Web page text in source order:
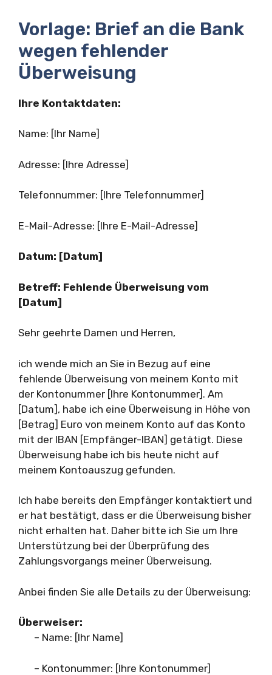
Vorlage: Brief an die Bank
wegen fehlender
Überweisung
Ihre Kontaktdaten:
Name: [Ihr Name]
Adresse: [Ihre Adresse]
Telefonnummer: [Ihre Telefonnummer]
E-Mail-Adresse: [Ihre E-Mail-Adresse]
Datum: [Datum]
Betreff: Fehlende Überweisung vom
[Datum]
Sehr geehrte Damen und Herren,
ich wende mich an Sie in Bezug auf eine
fehlende Überweisung von meinem Konto mit
der Kontonummer [Ihre Kontonummer]. Am
[Datum], habe ich eine Überweisung in Höhe von
[Betrag] Euro von meinem Konto auf das Konto
mit der IBAN [Empfänger-IBAN] getätigt. Diese
Überweisung habe ich bis heute nicht auf
meinem Kontoauszug gefunden.
Ich habe bereits den Empfänger kontaktiert und
er hat bestätigt, dass er die Überweisung bisher
nicht erhalten hat. Daher bitte ich Sie um Ihre
Unterstützung bei der Überprüfung des
Zahlungsvorgangs meiner Überweisung.
Anbei finden Sie alle Details zu der Überweisung:
Überweiser:
– Name: [Ihr Name]
– Kontonummer: [Ihre Kontonummer]